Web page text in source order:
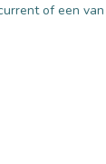
of een van